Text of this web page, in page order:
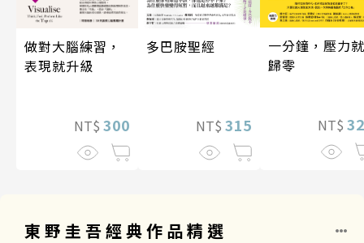
做對大腦練習，
表現就升級
NT$ 300
多巴胺聖經
NT$ 315
一分鐘，壓力就
歸零
NT$
東野圭吾經典作品精選